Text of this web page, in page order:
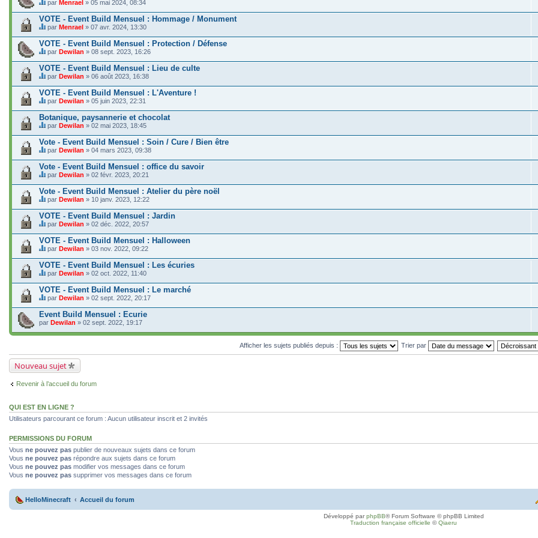
ed
a
g
e
s
o
n
d
a
g
e
i
e
n
t
u
n
s
o
n
d
a
g
e
o
n
i
e
n
t
u
n
s
o
n
d
a
g
e
u
j
e
o
n
i
e
n
t
u
n
s
o
n
d
a
g
e
C
e
s
u
j
e
o
n
i
e
n
t
u
n
s
o
n
d
a
g
e
par Menrael » 05 mai 2024, 08:34
VOTE - Event Build Mensuel : Hommage / Monument
C
e
s
u
j
e
o
n
i
e
n
t
u
n
s
o
n
d
a
g
e
par Menrael » 07 avr. 2024, 13:30
VOTE - Event Build Mensuel : Protection / Défense
C
e
s
u
j
e
o
n
i
e
n
t
u
n
s
o
n
d
a
g
e
par Dewilan » 08 sept. 2023, 16:26
VOTE - Event Build Mensuel : Lieu de culte
C
e
s
u
j
e
o
n
i
e
n
t
u
n
s
o
n
d
a
g
e
par Dewilan » 06 août 2023, 16:38
VOTE - Event Build Mensuel : L'Aventure !
C
e
s
u
j
e
o
n
i
e
n
t
u
n
s
o
n
d
a
g
e
par Dewilan » 05 juin 2023, 22:31
Botanique, paysannerie et chocolat
C
s
u
j
e
o
n
i
e
n
t
u
n
s
o
n
d
a
g
e
par Dewilan » 02 mai 2023, 18:45
Vote - Event Build Mensuel : Soin / Cure / Bien être
C
e
s
u
j
e
o
n
i
e
n
t
u
n
s
o
n
d
a
g
e
par Dewilan » 04 mars 2023, 09:38
Vote - Event Build Mensuel : office du savoir
C
s
u
j
e
o
n
i
e
n
t
u
n
s
o
n
d
a
.
par Dewilan » 02 févr. 2023, 20:21
Vote - Event Build Mensuel : Atelier du père noël
C
e
s
u
j
e
o
n
i
e
n
t
u
n
o
a
g
e
par Dewilan » 10 janv. 2023, 12:22
VOTE - Event Build Mensuel : Jardin
C
e
s
u
j
e
o
n
i
e
n
t
u
o
n
d
a
g
par Dewilan » 02 déc. 2022, 20:57
VOTE - Event Build Mensuel : Halloween
C
e
s
u
j
e
o
n
t
i
t
n
o
a
g
e
par Dewilan » 03 nov. 2022, 09:22
VOTE - Event Build Mensuel : Les écuries
C
e
s
u
j
e
t
o
i
e
n
t
u
o
n
d
g
e
.
par Dewilan » 02 oct. 2022, 11:40
VOTE - Event Build Mensuel : Le marché
C
e
s
u
j
c
o
n
i
t
u
n
n
d
g
e
.
par Dewilan » 02 sept. 2022, 20:17
Event Build Mensuel : Ecurie
par Dewilan » 02 sept. 2022, 19:17
Afficher les sujets publiés depuis : Trier par
Nouveau sujet
Revenir à l’accueil du forum
QUI EST EN LIGNE ?
Utilisateurs parcourant ce forum : Aucun utilisateur inscrit et 2 invités
PERMISSIONS DU FORUM
Vous ne pouvez pas publier de nouveaux sujets dans ce forum
Vous ne pouvez pas répondre aux sujets dans ce forum
Vous ne pouvez pas modifier vos messages dans ce forum
Vous ne pouvez pas supprimer vos messages dans ce forum
HelloMinecraft Accueil du forum
Développé parphpBB® Forum Software © phpBB Limited
Traduction française officielle ©Qiaeru